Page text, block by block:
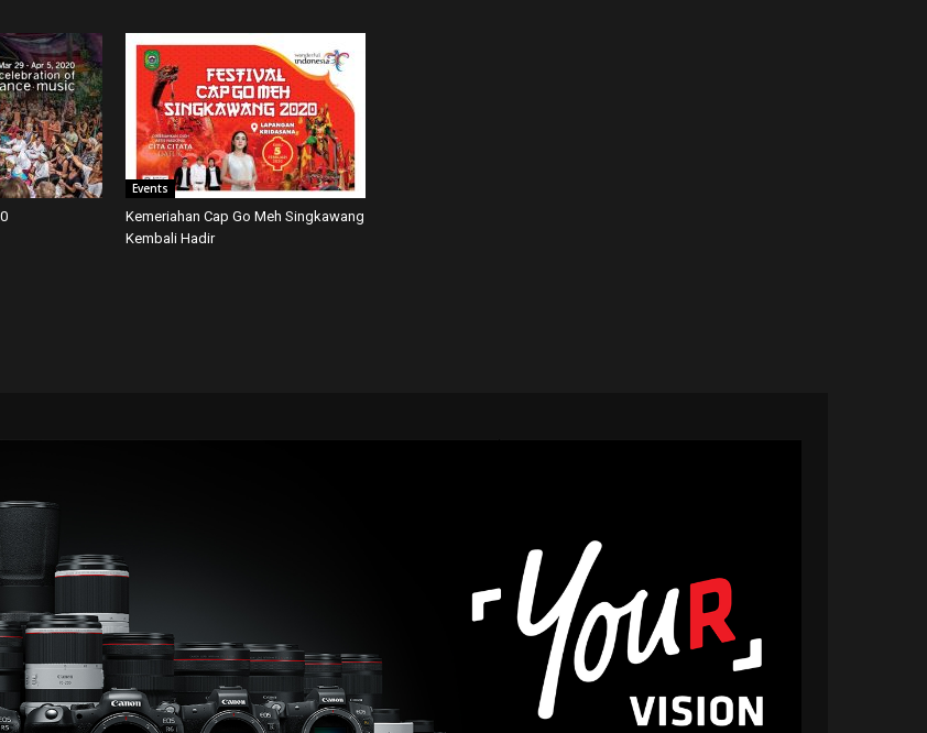
Events
Kemeriahan Cap Go Meh Singkawang
Kembali Hadir